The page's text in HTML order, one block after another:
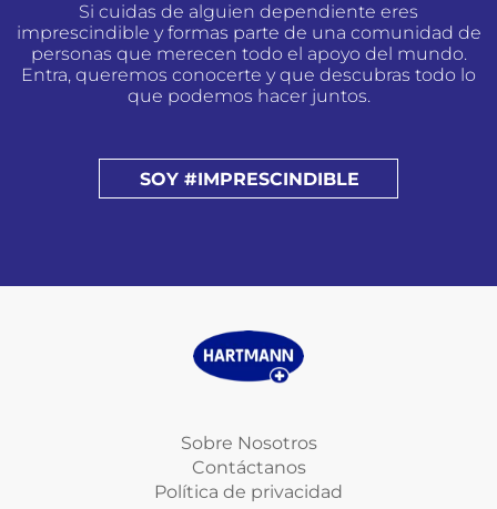
Si cuidas de alguien dependiente eres
imprescindible y formas parte de una comunidad de
personas que merecen todo el apoyo del mundo.
Entra, queremos conocerte y que descubras todo lo
que podemos hacer juntos.
SOY #IMPRESCINDIBLE
Sobre Nosotros
Contáctanos
Política de privacidad